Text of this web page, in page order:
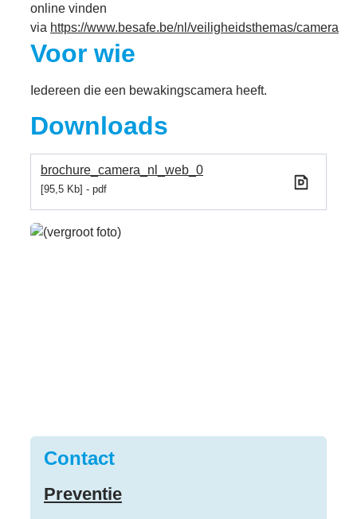
online vinden
via https://www.besafe.be/nl/veiligheidsthemas/camera
Voor wie
Iedereen die een bewakingscamera heeft.
Downloads
brochure_camera_nl_web_0
95,5 Kb pdf
Contact
Preventie